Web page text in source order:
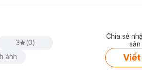
3 (0)
ảnh
Chia sẻ
Viết